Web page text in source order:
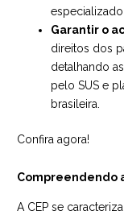
especializado.
Garantir o
direitos dos
detalhando
pelo SUS e
brasileira.
Confira agora!
Compreendendo
A CEP se